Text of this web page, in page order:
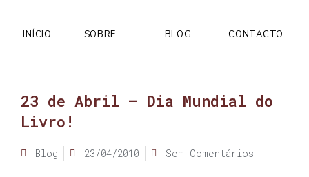
INÍCIO SOBRE BLOG CONTACTO
23 de Abril – Dia Mundial do
Livro!
Blog 23/04/2010 Sem Comentários